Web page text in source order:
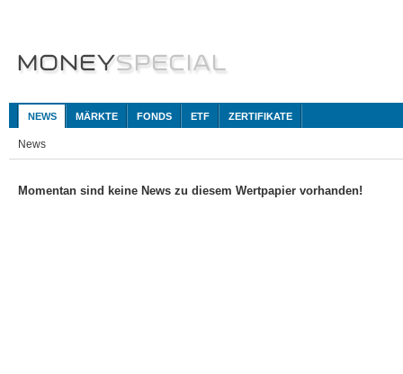
NEWS MÄRKTE FONDS ETF ZERTIFIKATE
News
Momentan sind keine News zu diesem Wertpapier vorhanden!